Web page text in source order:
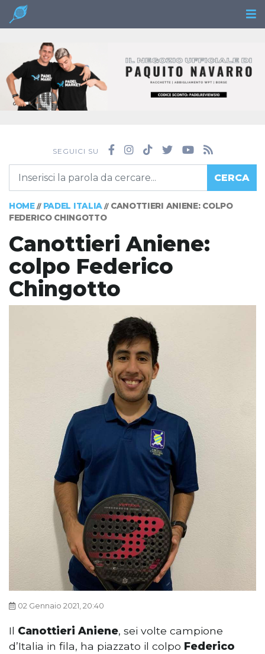
SEGUICI SU
CERCA
HOME// PADEL ITALIA // CANOTTIERI ANIENE: COLPO
FEDERICO CHINGOTTO
Canottieri Aniene:
colpo Federico
Chingotto
02 Gennaio 2021, 20:40
Il Canottieri Aniene, sei volte campione
d’Italia in fila, ha piazzato il colpo Federico